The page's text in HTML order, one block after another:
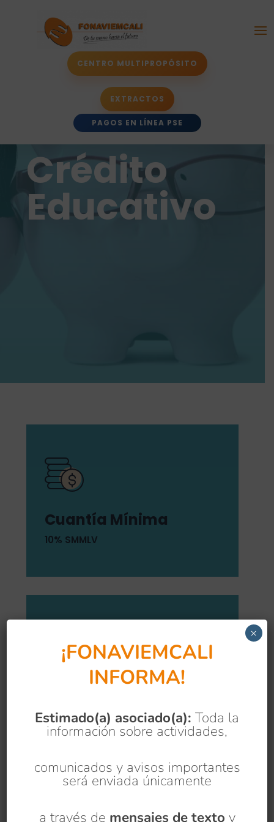
CENTRO MULTIPROPÓSITO
EXTRACTOS
PAGOS EN LÍNEA PSE
Crédito
Educativo
Cuantía Mínima
10% SMMLV
Cuantía Máxima
80 SMMLV
¡FONAVIEMCALI
INFORMA!
Estimado(a) asociado(a): Toda la
información sobre actividades,
comunicados y avisos importantes
será enviada únicamente
a través de mensajes de texto y
×